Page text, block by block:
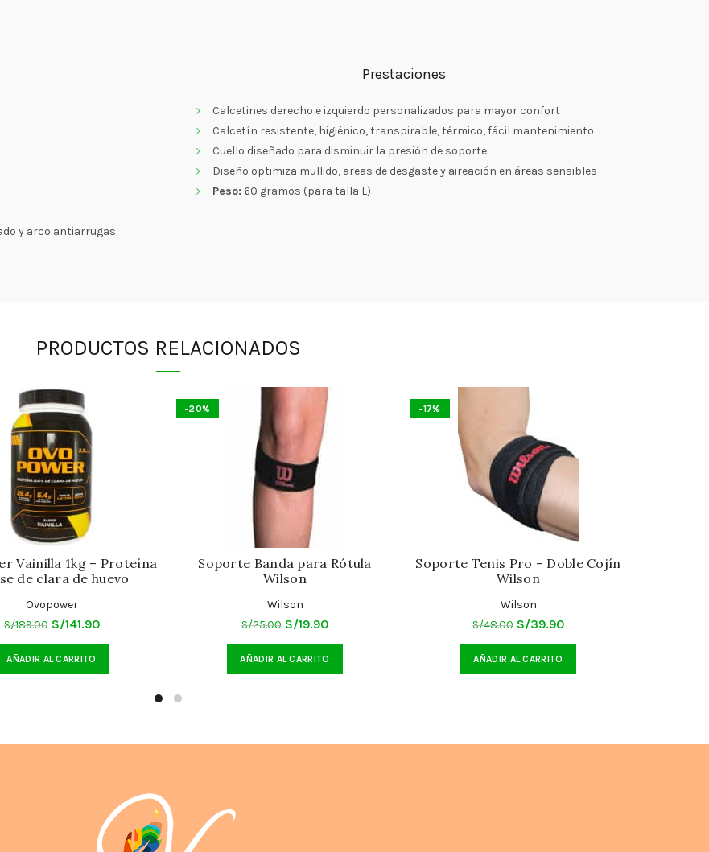
y arco antiarrugas
Prestaciones
Calcetines derecho e izquierdo personalizados para mayor confort
Calcetín resistente, higiénico, transpirable, térmico, fácil mantenimiento
Cuello diseñado para disminuir la presión de soporte
Diseño optimiza mullido, areas de desgaste y aireación en áreas sensibles
Peso: 60 gramos (para talla L)
PRODUCTOS RELACIONADOS
Vainilla 1kg – Proteína
de clara de huevo
Ovopower
S/189.00 El
precio
original
S/141.90El
precio
AÑADIR AL CARRITO
-20%
Soporte Banda para Rótula
Wilson
Wilson
S/25.00 El
precio
original
S/19.90El
precio
actual
AÑADIR AL CARRITO
-17%
Soporte Tenis Pro – Doble Cojín
Wilson
Wilson
S/48.00 El
precio
original
S/39.90El
precio
AÑADIR AL CARRITO